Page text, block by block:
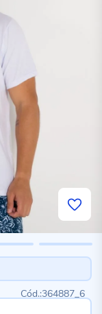
364887_6